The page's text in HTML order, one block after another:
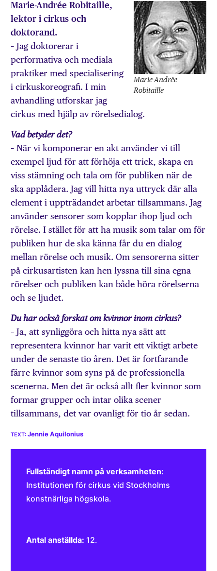
Marie-Andrée
Robitaille
Marie-Andrée Robitaille,
lektor i cirkus och
doktorand.
– Jag doktorerar i
performativa och mediala
praktiker med specialisering
i cirkuskoreografi. I min
avhandling utforskar jag
cirkus med hjälp av rörelsedialog.
Vad betyder det?
– När vi komponerar en akt använder vi till
exempel ljud för att förhöja ett trick, skapa en
viss stämning och tala om för publiken när de
ska applådera. Jag vill hitta nya uttryck där alla
element i uppträdandet arbetar tillsammans. Jag
använder sensorer som kopplar ihop ljud och
rörelse. I stället för att ha musik som talar om för
publiken hur de ska känna får du en dialog
mellan rörelse och musik. Om sensorerna sitter
på cirkusartisten kan hen lyssna till sina egna
rörelser och publiken kan både höra rörelserna
och se ljudet.
Du har också forskat om kvinnor inom cirkus?
– Ja, att synliggöra och hitta nya sätt att
representera kvinnor har varit ett viktigt arbete
under de senaste tio åren. Det är fortfarande
färre kvinnor som syns på de professionella
scenerna. Men det är också allt fler kvinnor som
formar grupper och intar olika scener
tillsammans, det var ovanligt för tio år sedan.
Jennie Aquilonius
Fullständigt namn på verksamheten:
Institutionen för cirkus vid Stockholms
konstnärliga högskola.
Antal anställda: 12.